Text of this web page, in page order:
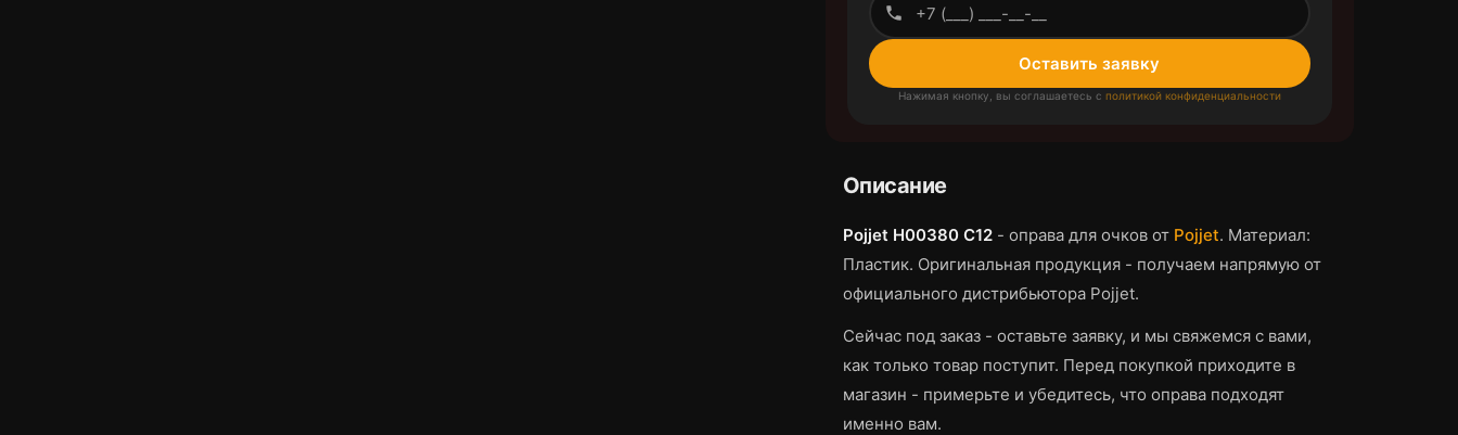
phone_outlined
Оставить заявку
Нажимая кнопку, вы соглашаетесь с политикой конфиденциальности
Описание
Pojjet H00380 C12- оправа для очковот Pojjet. Материал:
Пластик. Оригинальная продукция - получаем напрямую от
официального дистрибьютора Pojjet.
Сейчас под заказ - оставьте заявку, и мы свяжемся с вами,
как только товар поступит. Перед покупкой приходите в
магазин - примерьте и убедитесь, что оправаподходят
именно вам.